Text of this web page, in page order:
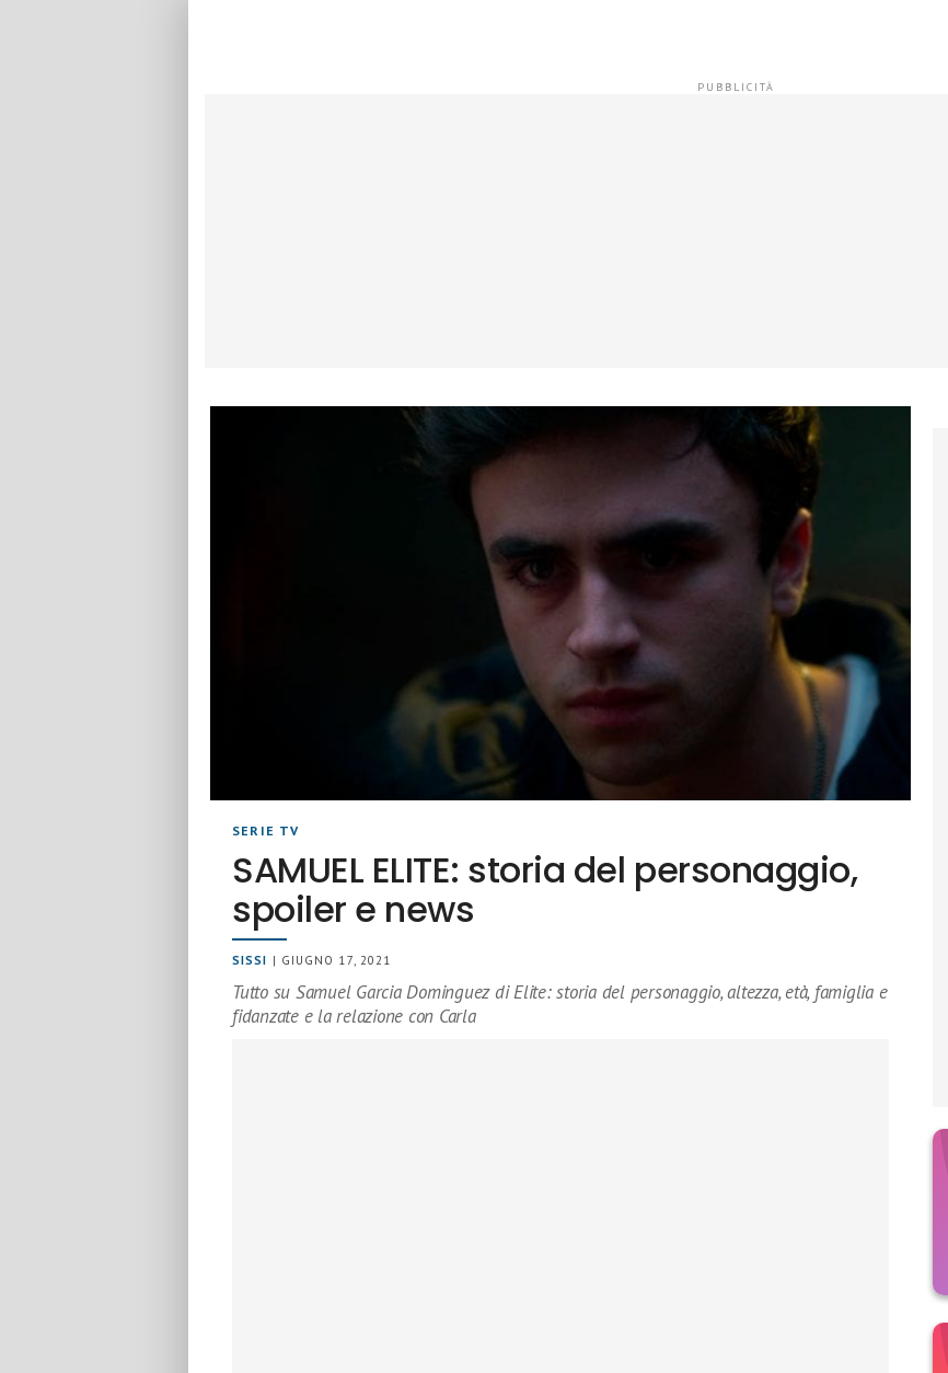
SERIE TV
SAMUEL ELITE: storia del personaggio,
spoiler e news
SISSI | GIUGNO 17, 2021
Tutto su Samuel Garcia Dominguez di Elite: storia del personaggio, altezza, età, famiglia e
fidanzate e la relazione con Carla